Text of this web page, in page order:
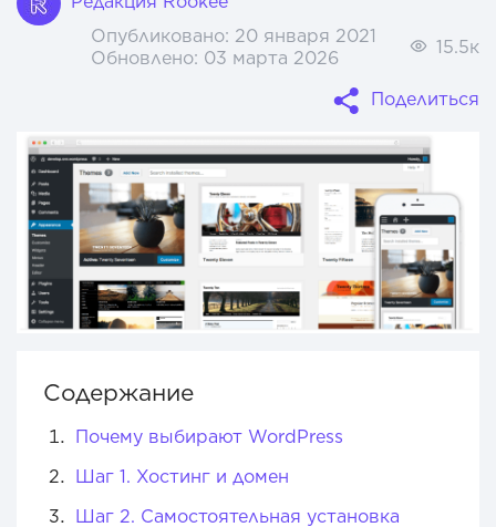
Опубликовано: 20 января 2021
Обновлено: 03 марта 2026
15.5к
Поделиться
Содержание
Почему выбирают WordPress
Шаг 1. Хостинг и домен
Шаг 2. Самостоятельная установка